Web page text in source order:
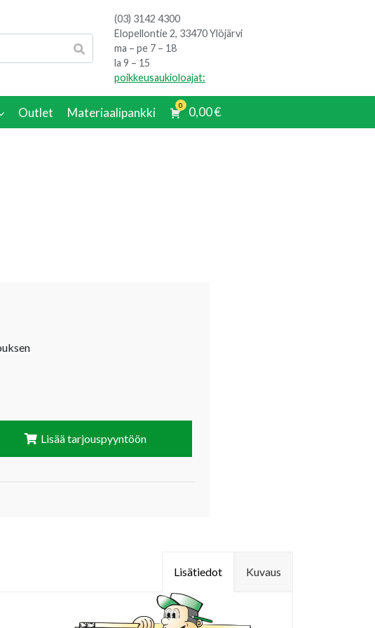
(03) 3142 4300
Elopellontie 2, 33470 Ylöjärvi
ma – pe 7 – 18
la 9 – 15
poikkeusaukioloajat:
Outlet Materiaalipankki 0 0,00€
Lisää tarjouspyyntöön
Kuvaus
Lisätiedot